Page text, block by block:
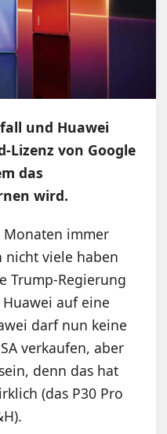
und Huawei
Lizenz von Google
das
wird.
Monaten immer
nicht viele haben
Trump-Regierung
auf eine
darf nun keine
verkaufen, aber
denn das hat
(das P30 Pro